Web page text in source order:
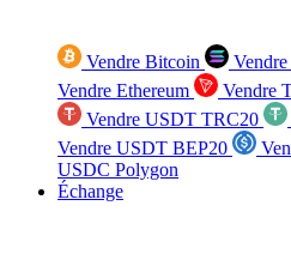
Vendre Bitcoin Vendre
Vendre Ethereum
Vendre
Vendre USDT TRC20
Vendre USDT BEP20
USDC Polygon
Échange